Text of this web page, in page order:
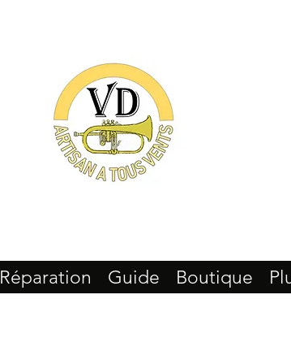
Réparation Guide Boutique